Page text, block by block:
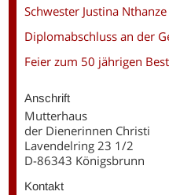
Schwester Justina
Diplomabschluss an der
Feier zum 50 jährigen
Anschrift
Mutterhaus
der Dienerinnen Christi
Lavendelring 23 1/2
D-86343 Königsbrunn
Kontakt